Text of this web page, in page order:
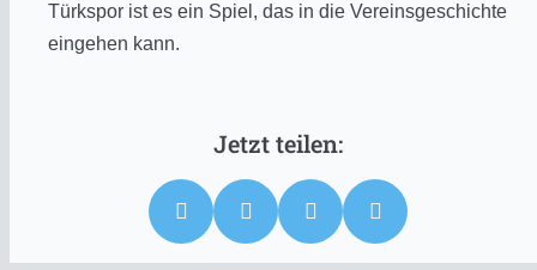
Türkspor ist es ein Spiel, das in die Vereinsgeschichte
eingehen kann.